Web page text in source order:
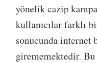
yönelik cazip
kullanıcılar farklı
sonucunda internet
girememektedir. Bu